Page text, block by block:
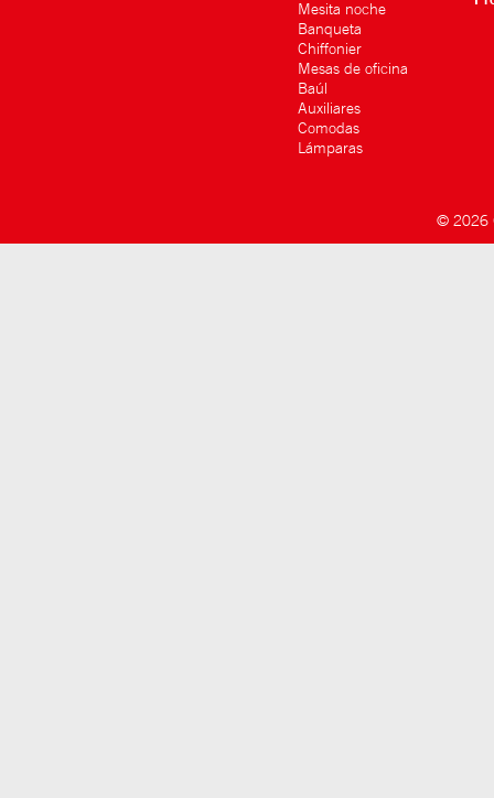
Mesita noche
Banqueta
Chiffonier
Mesas de oficina
Baúl
Auxiliares
Comodas
Lámparas
© 2026